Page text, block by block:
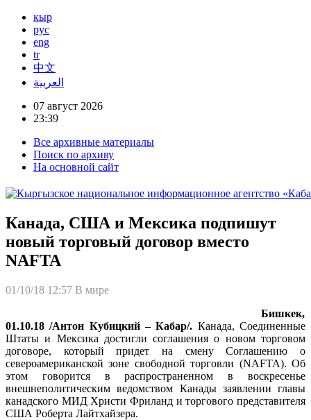
кыр
рус
eng
tr
中文
العربية
07 август 2026
23:39
Все архивные материалы
Поиск по архиву
На основной сайт
Канада, США и Мексика подпишут
новый торговый договор вместо
NAFTA
01/10/18 12:57 В мире
Бишкек,
01.10.18 /Антон Кубицкий – Кабар/. Канада, Соединенные
Штаты и Мексика достигли соглашения о новом торговом
договоре, который придет на смену Соглашению о
североамериканской зоне свободной торговли (NAFTA). Об
этом говорится в распространенном в воскресенье
внешнеполитическим ведомством Канады заявлении главы
канадского МИД Христи Фриланд и торгового представителя
США Роберта Лайтхайзера.